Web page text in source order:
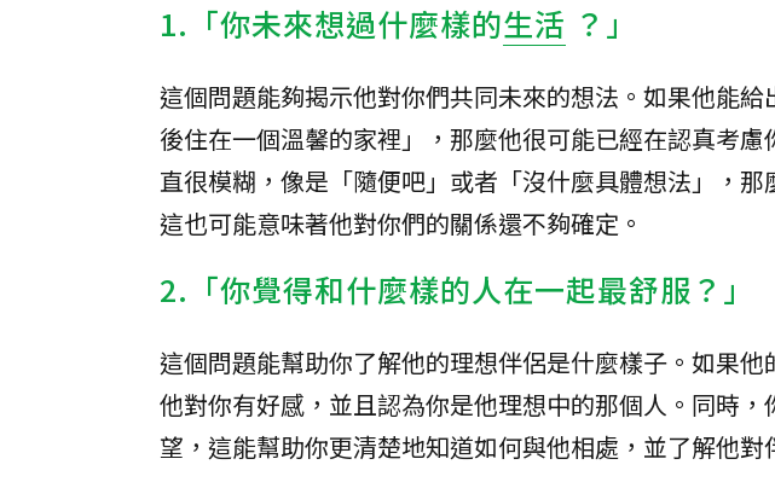
1.「你未來想過什麼樣的生活 ？」
這個問題能夠揭示他對你們共同未來的想法。如果他能
後住在一個溫馨的家裡」，那麼他很可能已經在認真考
直很模糊，像是「隨便吧」或者「沒什麼具體想法」，那
這也可能意味著他對你們的關係還不夠確定。
2.「你覺得和什麼樣的人在一起最舒服？」
這個問題能幫助你了解他的理想伴侶是什麼樣子。如果
他對你有好感，並且認為你是他理想中的那個人。同時
望，這能幫助你更清楚地知道如何與他相處，並了解他對